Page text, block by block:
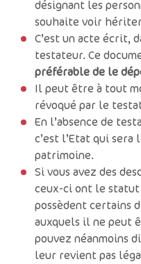
désignant les
souhaite voir hériter
C’est un acte écrit,
testateur. Ce
préférable de le
Il peut être à tout
révoqué par le
En l’absence de
c’est l’Etat qui
patrimoine.
Si vous avez des
ceux-ci ont le
possèdent certains
auxquels il ne peut
pouvez néanmoins
leur revient pas